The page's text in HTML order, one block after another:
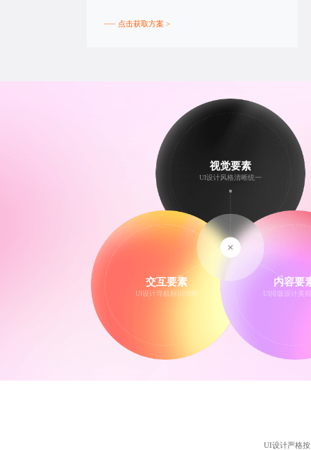
点击获取方案 >
视觉要素
UI设计风格清晰统一
交互要素
UI设计导航标识清晰
内容要
UI排版设计美
UI设计严格